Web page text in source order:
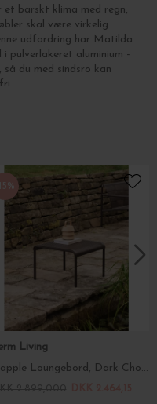
barskt klima med regn,
skal være virkelig
udfordring har Matilda
pulverlakeret aluminium -
du med sindsro kan
-15%
Living
Dapple Loungebord, Dark Chokolate 57*57